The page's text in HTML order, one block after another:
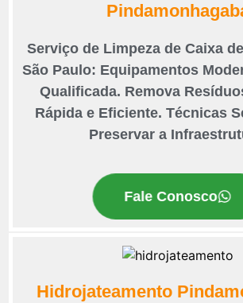
Serviço de Limpeza de Caixa
São Paulo: Equipamentos
Qualificada. Remova
Rápida e Eficiente. Técnicas
Preservar a
Fale Conosco
Hidrojateamento